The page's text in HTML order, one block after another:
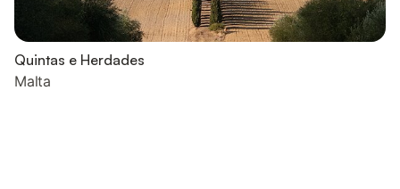
Quintas e Herdades
Malta